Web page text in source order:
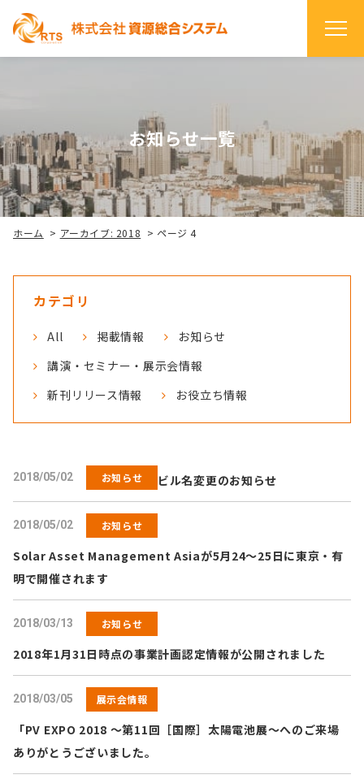
お知らせ一覧
ホーム > アーカイブ: 2018 > ページ 4
カテゴリ
All 掲載情報
お知らせ
講演・セミナー・展示会情報
新刊リリース情報
お役立ち情報
2018/05/02 お知らせ ビル名変更のお知らせ
2018/05/02 お知らせ
Solar Asset Management Asiaが5月24～25日に東京・有
明で開催されます
2018/03/13 お知らせ
2018年1月31日時点の事業計画認定情報が公開されました
2018/03/05 展示会情報
「PV EXPO 2018 ～第11回［国際］太陽電池展～へのご来場
ありがとうございました。